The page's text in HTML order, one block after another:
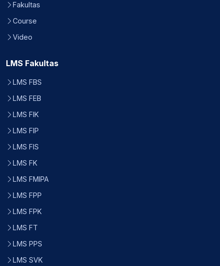
Fakultas
Course
Video
LMS Fakultas
LMS FBS
LMS FEB
LMS FIK
LMS FIP
LMS FIS
LMS FK
LMS FMIPA
LMS FPP
LMS FPK
LMS FT
LMS PPS
LMS SVK